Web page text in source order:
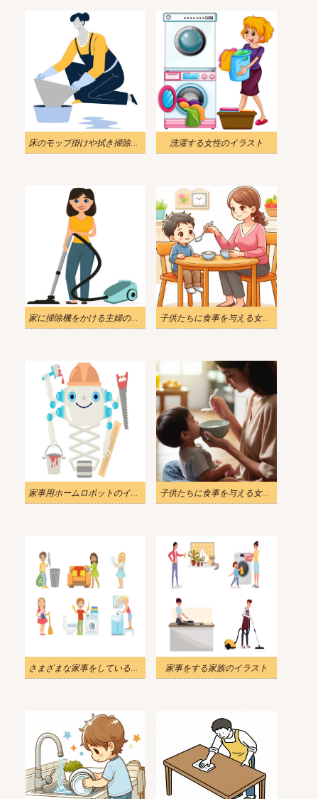
床のモップ掛けや拭き掃除のイラスト 洗濯する女性のイラスト
家に掃除機をかける主婦のイラスト 子供たちに食事を与える女性のイラスト 3
家事用ホームロボットのイラスト 子供たちに食事を与える女性のイラスト
さまざまな家事をしている男の子と女の子のイラスト 家事をする家族のイラスト